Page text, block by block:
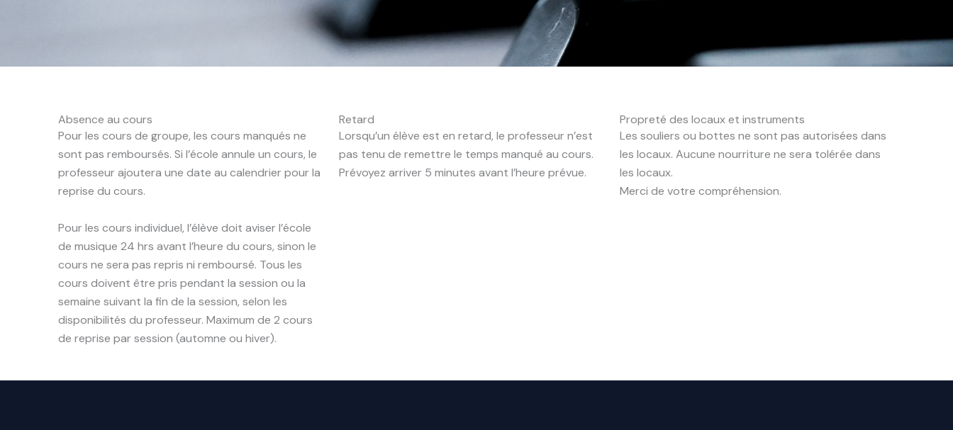
Absence au cours
Pour les cours de groupe, les cours manqués ne
sont pas remboursés. Si l’école annule un cours, le
professeur ajoutera une date au calendrier pour la
reprise du cours.
Pour les cours individuel, l’élève doit aviser l’école
de musique 24 hrs avant l’heure du cours, sinon le
cours ne sera pas repris ni remboursé. Tous les
cours doivent être pris pendant la session ou la
semaine suivant la fin de la session, selon les
disponibilités du professeur. Maximum de 2 cours
de reprise par session (automne ou hiver).
Retard
Lorsqu’un élève est en retard, le professeur n’est
pas tenu de remettre le temps manqué au cours.
Prévoyez arriver 5 minutes avant l’heure prévue.
Propreté des locaux et instruments
Les souliers ou bottes ne sont pas autorisées dans
les locaux. Aucune nourriture ne sera tolérée dans
les locaux.
Merci de votre compréhension.